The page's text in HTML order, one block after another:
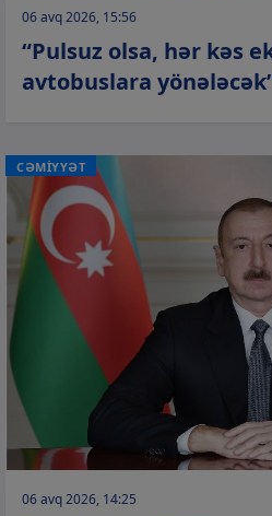
06 avq 2026, 15:56
“Pulsuz olsa, hər kəs
avtobuslara
CƏMİYYƏT
06 avq 2026, 14:25